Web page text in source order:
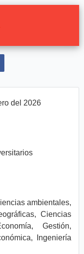
del 2026
ambientales,
Ciencias
Gestión,
Ingeniería